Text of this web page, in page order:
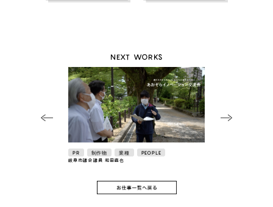
NEXT WORKS
PR 制作物 業種
PEOPLE
岐阜市議会議員 和田直也